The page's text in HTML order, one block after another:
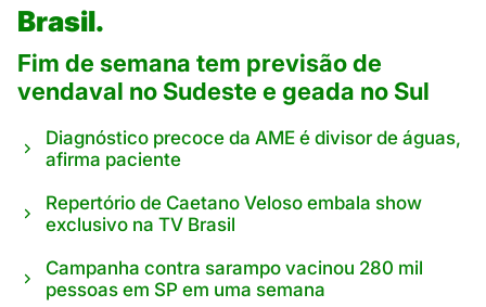
Brasil.
Fim de semana tem previsão de
vendaval no Sudeste e geada no Sul
Diagnóstico precoce da AME é divisor de águas,
afirma paciente
Repertório de Caetano Veloso embala show
exclusivo na TV Brasil
Campanha contra sarampo vacinou 280 mil
pessoas em SP em uma semana